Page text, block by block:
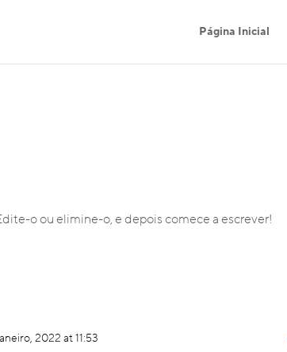
Página Inicial
o ou elimine-o, e depois comece a escrever!
2022 at 11:53